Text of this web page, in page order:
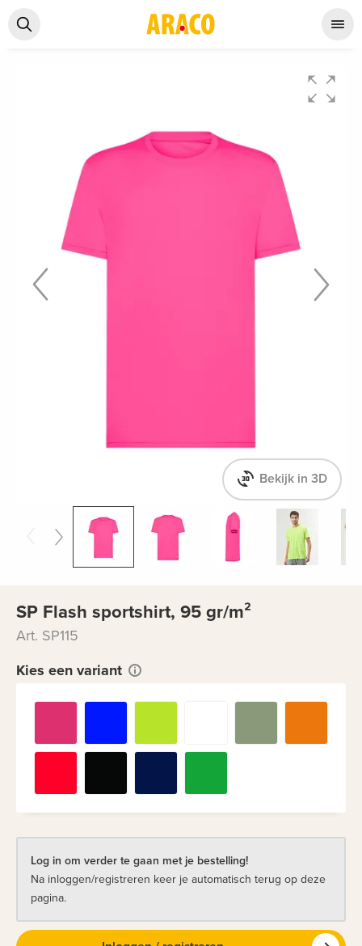
Bekijk in 3D
SP Flash sportshirt, 95 gr/m²
Art. SP115
Kies een variant
Log in om verder te gaan met je bestelling!
Na inloggen/registreren keer je automatisch terug op deze
pagina.